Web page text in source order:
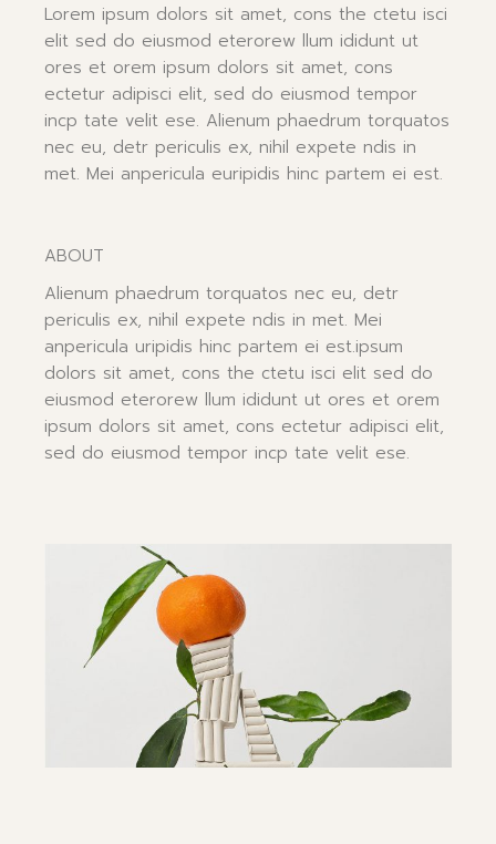
Lorem ipsum dolors sit amet, cons the ctetu isci
elit sed do eiusmod eterorew llum ididunt ut
ores et orem ipsum dolors sit amet, cons
ectetur adipisci elit, sed do eiusmod tempor
incp tate velit ese. Alienum phaedrum torquatos
nec eu, detr periculis ex, nihil expete ndis in
met. Mei anpericula euripidis hinc partem ei est.
ABOUT
Alienum phaedrum torquatos nec eu, detr
periculis ex, nihil expete ndis in met. Mei
anpericula uripidis hinc partem ei est.ipsum
dolors sit amet, cons the ctetu isci elit sed do
eiusmod eterorew llum ididunt ut ores et orem
ipsum dolors sit amet, cons ectetur adipisci elit,
sed do eiusmod tempor incp tate velit ese.